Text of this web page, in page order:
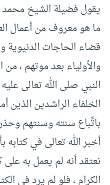
يقول فضيلة الشيخ
ما هو معروف من أعمال
قضاء الحاجات الدنيوية
والأولياء بعد موتهم ،
النبي صلى الله تعالى
الخلفاء الراشدين الذين
باتِّباع سنته وسنتهم
أخبر الله تعالى في كتابه
نعتقد أنه لم يعمل به
الكرام ، فلو لم يرد في